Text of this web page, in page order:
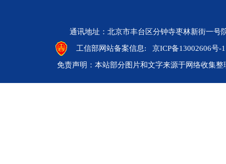
通讯地址：北京市丰台区分钟寺枣林新街一
工信部网站备案信息: 京ICP备13002606号-1
免责声明：本站部分图片和文字来源于网络收集